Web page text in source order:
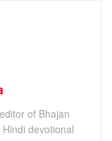
of Bhajan
devotional